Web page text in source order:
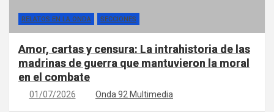
RELATOS EN LA ONDA SECCIONES
Amor, cartas y censura: La intrahistoria de las
madrinas de guerra que mantuvieron la moral
en el combate
01/07/2026 Onda 92 Multimedia